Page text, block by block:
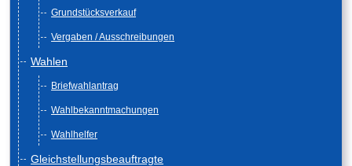
Grundstücksverkauf
Vergaben / Ausschreibungen
Wahlen
Briefwahlantrag
Wahlbekanntmachungen
Wahlhelfer
Gleichstellungsbeauftragte